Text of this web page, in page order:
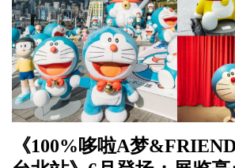
《100%哆啦A梦